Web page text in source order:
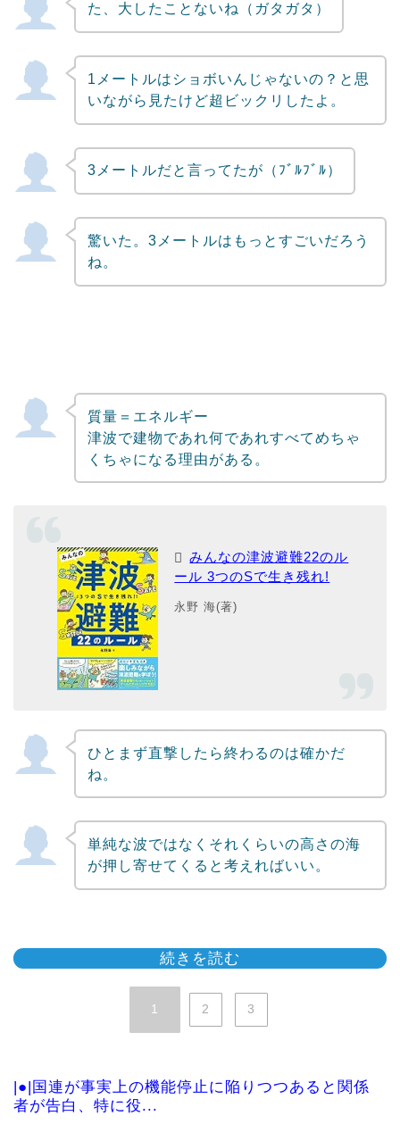
た、大したことないね（ガタガタ）
1メートルはショボいんじゃないの？と思
いながら見たけど超ビックリしたよ。
3メートルだと言ってたが（ﾌﾞﾙﾌﾞﾙ）
驚いた。3メートルはもっとすごいだろう
ね。
質量＝エネルギー
津波で建物であれ何であれすべてめちゃ
くちゃになる理由がある。
みんなの津波避難22のル
ール 3つのSで生き残れ!
永野 海(著)
ひとまず直撃したら終わるのは確かだ
ね。
単純な波ではなくそれくらいの高さの海
が押し寄せてくると考えればいい。
続きを読む
1 2 3
|●|国連が事実上の機能停止に陥りつつあると関係
者が告白、特に役...